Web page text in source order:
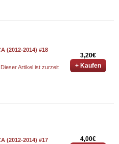
(2012-2014) #18
Artikel ist zurzeit
3,20€
+ Kaufen
(2012-2014) #17
4,00€